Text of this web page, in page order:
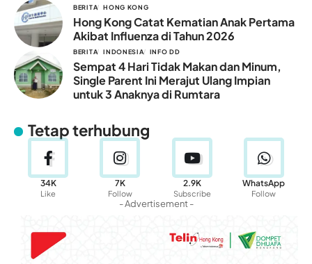
BERITA HONG KONG
Hong Kong Catat Kematian Anak Pertama
Akibat Influenza di Tahun 2026
BERITA INDONESIA INFO DD
Sempat 4 Hari Tidak Makan dan Minum,
Single Parent Ini Merajut Ulang Impian
untuk 3 Anaknya di Rumtara
Tetap terhubung
34K
Like
7K
Follow
2.9K
Subscribe
WhatsApp
Follow
- Advertisement -